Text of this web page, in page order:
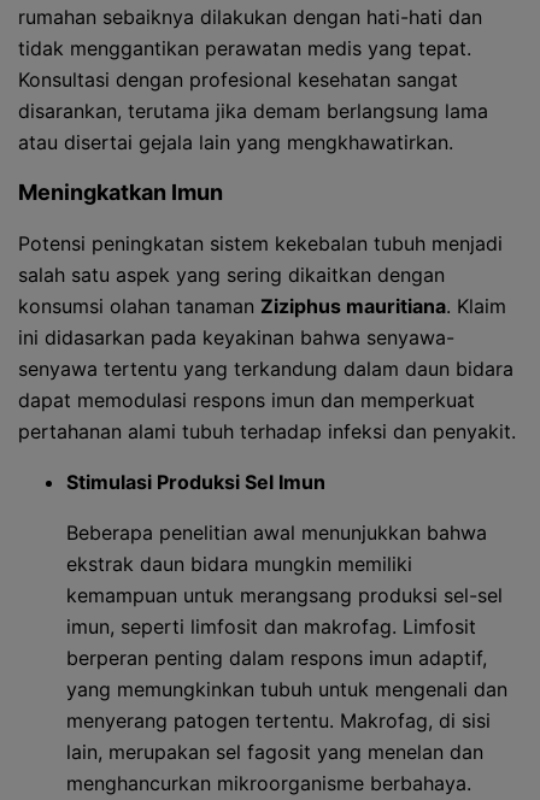
rumahan sebaiknya dilakukan dengan hati-hati dan
tidak menggantikan perawatan medis yang tepat.
Konsultasi dengan profesional kesehatan sangat
disarankan, terutama jika demam berlangsung lama
atau disertai gejala lain yang mengkhawatirkan.
Meningkatkan Imun
Potensi peningkatan sistem kekebalan tubuh menjadi
salah satu aspek yang sering dikaitkan dengan
konsumsi olahan tanaman Ziziphus mauritiana. Klaim
ini didasarkan pada keyakinan bahwa senyawa-
senyawa tertentu yang terkandung dalam daun bidara
dapat memodulasi respons imun dan memperkuat
pertahanan alami tubuh terhadap infeksi dan penyakit.
Stimulasi Produksi Sel Imun
Beberapa penelitian awal menunjukkan bahwa
ekstrak daun bidara mungkin memiliki
kemampuan untuk merangsang produksi sel-sel
imun, seperti limfosit dan makrofag. Limfosit
berperan penting dalam respons imun adaptif,
yang memungkinkan tubuh untuk mengenali dan
menyerang patogen tertentu. Makrofag, di sisi
lain, merupakan sel fagosit yang menelan dan
menghancurkan mikroorganisme berbahaya.